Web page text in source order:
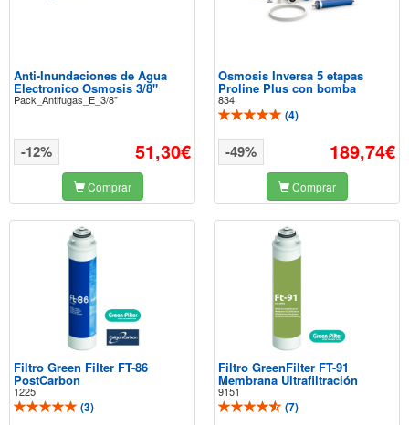
Anti-Inundaciones de Agua
Electronico Osmosis 3/8"
Pack_Antifugas_E_3/8"
51,30€
-12%
Comprar
Osmosis Inversa 5 etapas
Proline Plus con bomba
834
(4)
189,74€
-49%
Comprar
Filtro Green Filter FT-86
PostCarbon
1225
(3)
Filtro GreenFilter FT-91
Membrana Ultrafiltración
9151
(7)